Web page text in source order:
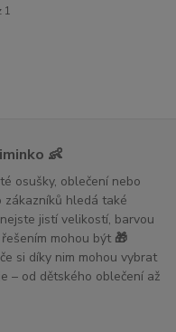
1
👶
osušky, oblečení nebo
zákazníků hledá také
jistí velikostí, barvou
mohou být 🎁
si díky nim mohou vybrat
– od dětského oblečení až